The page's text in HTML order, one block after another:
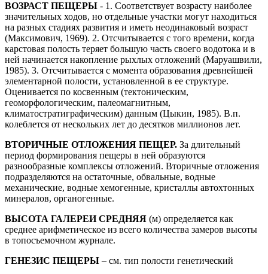
ВОЗРАСТ ПЕЩЕРЫ - 1. Соответствует возрасту наиболее
значительных ходов, но отдельные участки могут находиться
на разных стадиях развития и иметь неодинаковый возраст
(Максимович, 1969). 2. Отсчитывается с того времени, когда
карстовая полость теряет большую часть своего водотока и в
ней начинается накопление рыхлых отложений (Маруашвили,
1985). 3. Отсчитывается с момента образования древнейшей
элементарной полости, установленной в ее структуре.
Оценивается по косвенным (тектоническим,
геоморфологическим, палеомагнитным,
климатостратиграфическим) данным (Цыкин, 1985). В.п.
колеблется от нескольких лет до десятков миллионов лет.
ВТОРИЧНЫЕ ОТЛОЖЕНИЯ ПЕЩЕР. За длительный
период формирования пещеры в ней образуются
разнообразные комплексы отложений. Вторичные отложения
подразделяются на остаточные, обвальные, водные
механические, водные хемогенные, кристаллы автохтонных
минералов, органогенные.
ВЫСОТА ГАЛЕРЕИ СРЕДНЯЯ (м) определяется как
среднее арифметическое из всего количества замеров высоты
в топосъемочном журнале.
ГЕНЕЗИС ПЕЩЕРЫ – см. тип полости генетический